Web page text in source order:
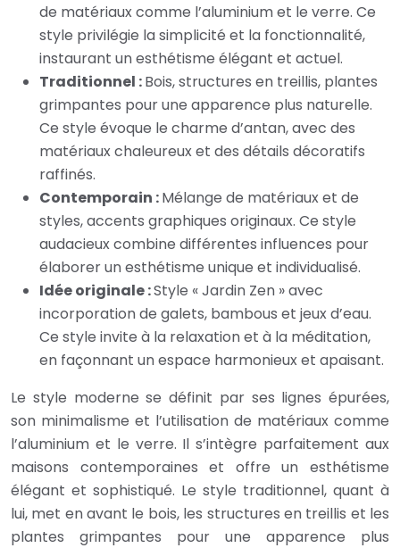
de matériaux comme l’aluminium et le verre. Ce
style privilégie la simplicité et la fonctionnalité,
instaurant un esthétisme élégant et actuel.
Traditionnel :Bois, structures en treillis, plantes
grimpantes pour une apparence plus naturelle.
Ce style évoque le charme d’antan, avec des
matériaux chaleureux et des détails décoratifs
raffinés.
Contemporain :Mélange de matériaux et de
styles, accents graphiques originaux. Ce style
audacieux combine différentes influences pour
élaborer un esthétisme unique et individualisé.
Idée originale :Style « Jardin Zen » avec
incorporation de galets, bambous et jeux d’eau.
Ce style invite à la relaxation et à la méditation,
en façonnant un espace harmonieux et apaisant.
Le style moderne se définit par ses lignes épurées,
son minimalisme et l’utilisation de matériaux comme
l’aluminium et le verre. Il s’intègre parfaitement aux
maisons contemporaines et offre un esthétisme
élégant et sophistiqué. Le style traditionnel, quant à
lui, met en avant le bois, les structures en treillis et les
plantes grimpantes pour une apparence plus